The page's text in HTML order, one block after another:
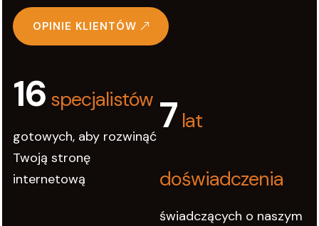
OPINIE KLIENTÓW
16 specjalistów
gotowych, aby rozwinąć
Twoją stronę
internetową
7 lat
doświadczenia
świadczących o naszym